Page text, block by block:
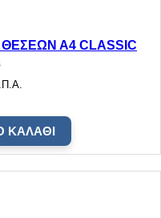
ΘΕΣΕΩΝ Α4 CLASSIC
ΚΑΛΆΘΙ